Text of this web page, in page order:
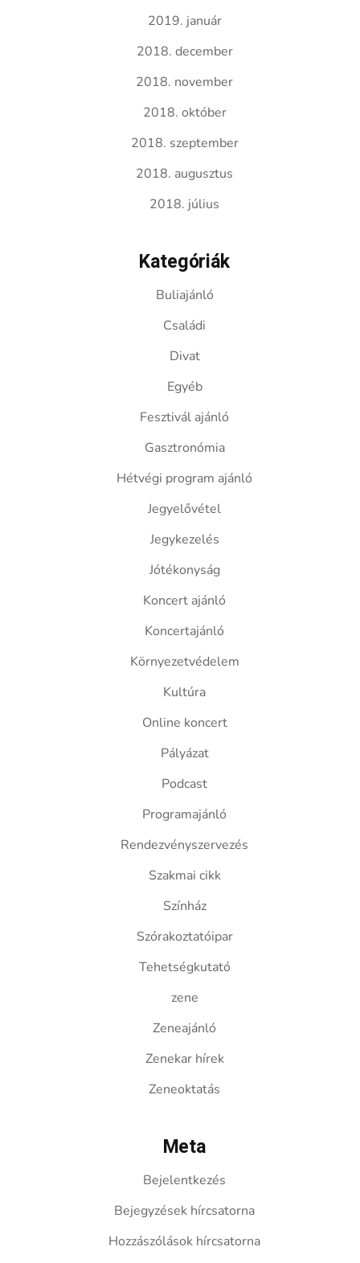
2019. január
2018. december
2018. november
2018. október
2018. szeptember
2018. augusztus
2018. július
Kategóriák
Buliajánló
Családi
Divat
Egyéb
Fesztivál ajánló
Gasztronómia
Hétvégi program ajánló
Jegyelővétel
Jegykezelés
Jótékonyság
Koncert ajánló
Koncertajánló
Környezetvédelem
Kultúra
Online koncert
Pályázat
Podcast
Programajánló
Rendezvényszervezés
Szakmai cikk
Színház
Szórakoztatóipar
Tehetségkutató
zene
Zeneajánló
Zenekar hírek
Zeneoktatás
Meta
Bejelentkezés
Bejegyzések hírcsatorna
Hozzászólások hírcsatorna